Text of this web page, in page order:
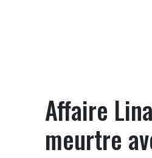
Affaire
meurtre